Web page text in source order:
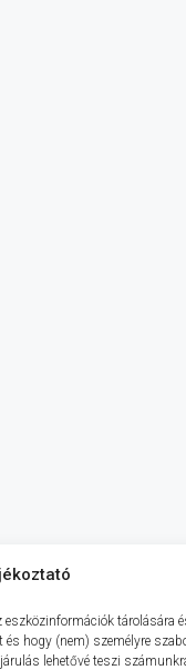
tárolására
hogy (nem) személyre
lehetővé teszi